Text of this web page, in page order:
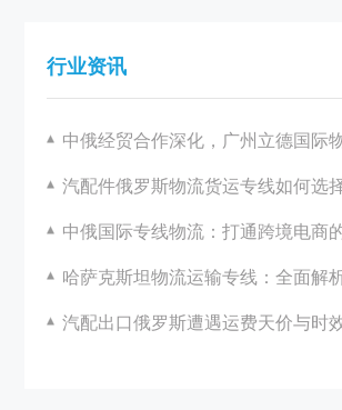
行业资讯
中俄经贸合作深化，广州立德国际物流
汽配件俄罗斯物流货运专线如何选择？广州立德国际物流
中俄国际专线物流：打通跨境电商
哈萨克斯坦物流运输专线：全面解
汽配出口俄罗斯遭遇运费天价与时效困境？立